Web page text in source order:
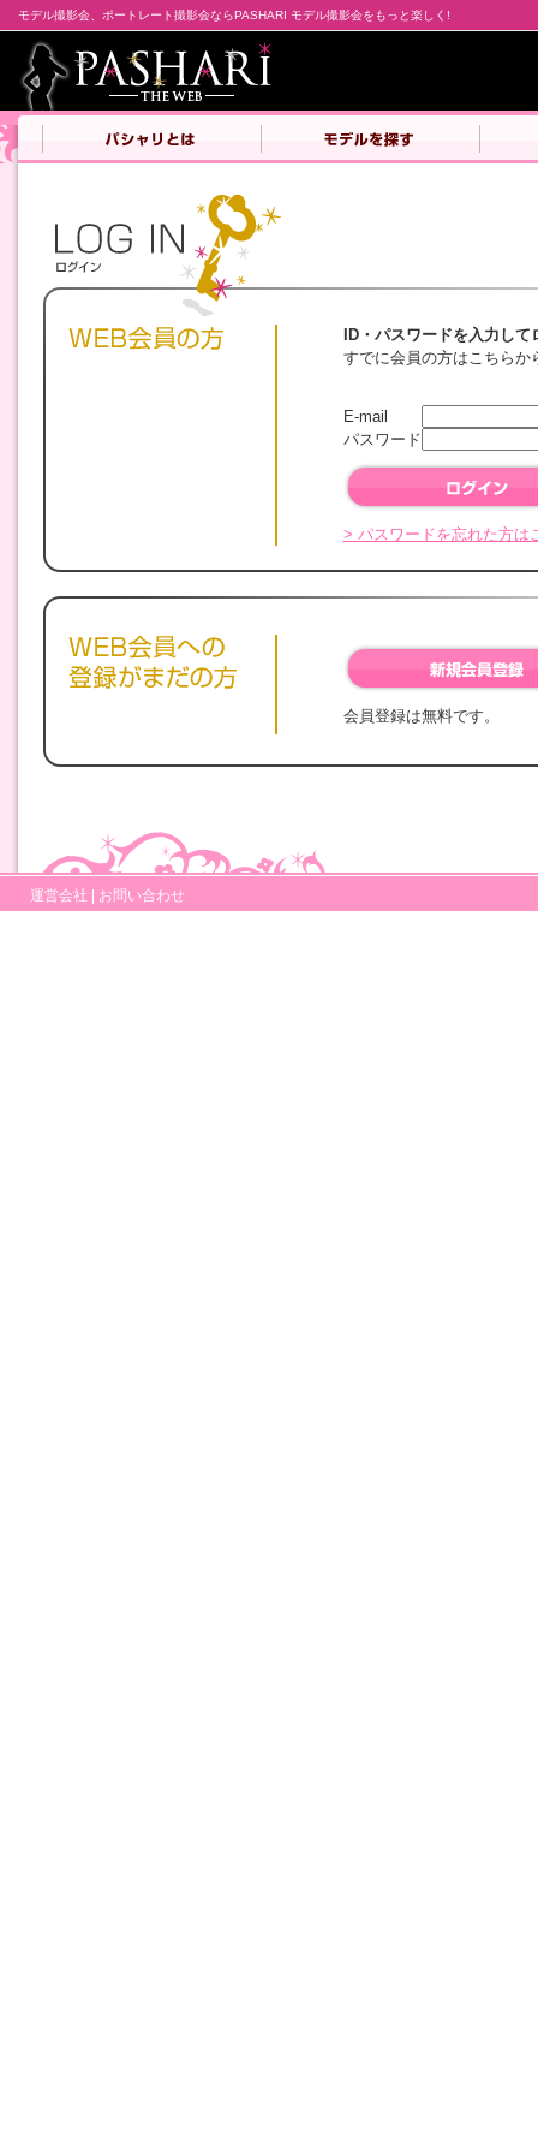
モデル撮影会、ポートレート撮影会ならPASHARI モデル撮影会をもっと楽しく!
ID・パスワードを入力し
すでに会員の方はこちらか
E-mail
パスワード
> パスワードを忘れた方は
会員登録は無料です。
運営会社 | お問い合わせ